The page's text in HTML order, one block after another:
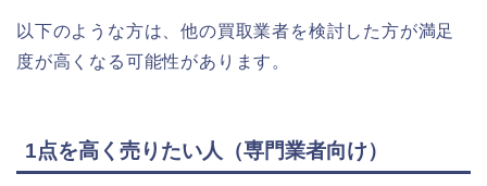
以下のような方は、他の買取業者を検討した方が満足
度が高くなる可能性があります。
1点を高く売りたい人（専門業者向け）